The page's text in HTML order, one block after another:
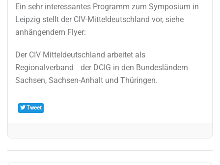
Ein sehr interessantes Programm zum Symposium in
Leipzig stellt der CIV-Mitteldeutschland vor, siehe
anhängendem Flyer:
Der CIV Mitteldeutschland arbeitet als
Regionalverband der DCIG in den Bundesländern
Sachsen, Sachsen-Anhalt und Thüringen.
Tweet